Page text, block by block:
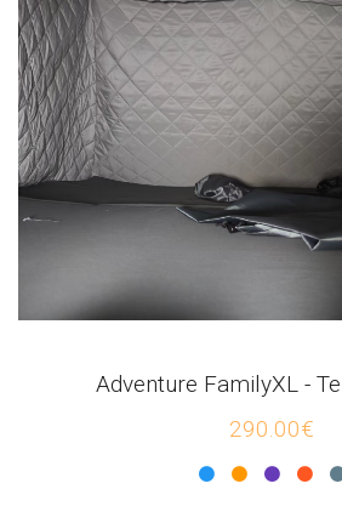
Adventure FamilyXL -
290.00€